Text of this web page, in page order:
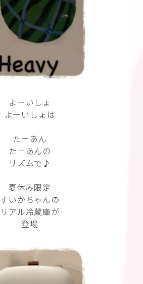
よーいしょ
よーいしょは
たーあん
たーあんの
リズムで♪
夏休み限定
すいかちゃんの
リアル冷蔵庫が
登場